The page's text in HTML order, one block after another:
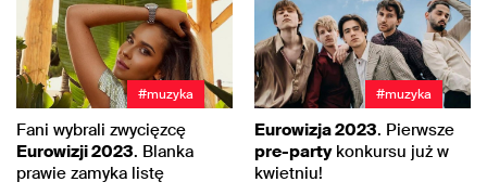
#muzyka
Fani wybrali zwycięzcę
Eurowizji 2023. Blanka
prawie zamyka listę
#muzyka
Eurowizja 2023. Pierwsze
pre-partykonkursu już w
kwietniu!